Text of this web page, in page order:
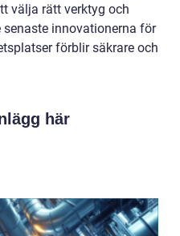
välja rätt verktyg och
innovationerna för
förblir säkrare och
här